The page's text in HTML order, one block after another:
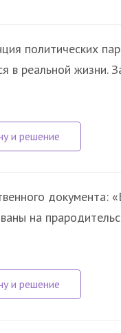
политических
в реальной жизни.
документа:
на